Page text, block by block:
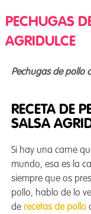
PECHUGAS
AGRIDULCE
Pechugas de pollo
RECETA DE
SALSA
Si hay una carne
mundo, esa es la
siempre que os
pollo, hablo de lo
de recetas de pollo